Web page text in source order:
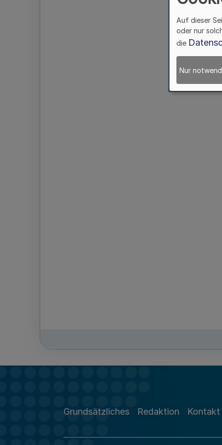
Grundsätzliches Redaktion Kontakt
Auf dieser
oder nur
die
Nur